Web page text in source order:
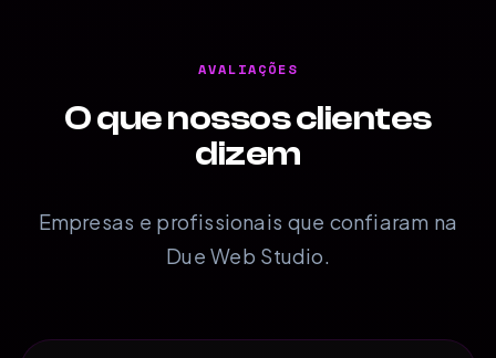
AVALIAÇÕES
O que nossos clientes
dizem
Empresas e profissionais que confiaram na
Due Web Studio.